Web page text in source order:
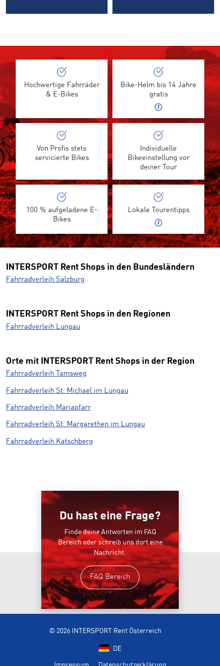
Hochwertige Fahrräder
& E-Bikes
Bike-Helm bis 14 Jahre
gratis
Von Profis stets
servicierte Bikes
Individuelle
Bikeeinstellung vor
deiner Tour
100 % aufgeladene E-
Bikes
Lokale Tourentipps
INTERSPORT Rent Shops in den Bundesländern
Fahrradverleih Salzburg
INTERSPORT Rent Shops in den Regionen
Fahrradverleih Lungau
Orte mit INTERSPORT Rent Shops in der Region
Fahrradverleih Tamsweg
Fahrradverleih St. Michael im Lungau
Fahrradverleih Mariapfarr
Fahrradverleih St. Margarethen im Lungau
Fahrradverleih Katschberg
Du hast eine Frage?
Finde deine Antworten im FAQ
Bereich oder schreib uns dort eine
Nachricht.
FAQ Bereich
© 2026 INTERSPORT Rent Österreich
DE